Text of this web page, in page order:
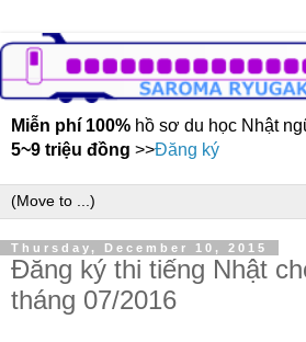
Miễn phí 100% hồ sơ du học Nhật
5~9 triệu đồng >>Đăng ký
Thursday, December 10, 2015
Đăng ký thi tiếng Nhật
tháng 07/2016